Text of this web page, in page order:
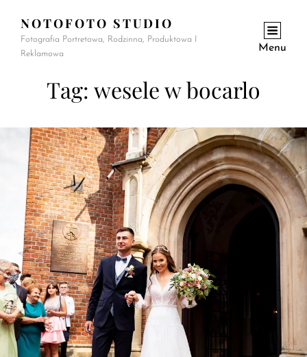
NOTOFOTO STUDIO
Fotografia Portretowa, Rodzinna, Produktowa I
Reklamowa
Menu
Tag: wesele w bocarlo